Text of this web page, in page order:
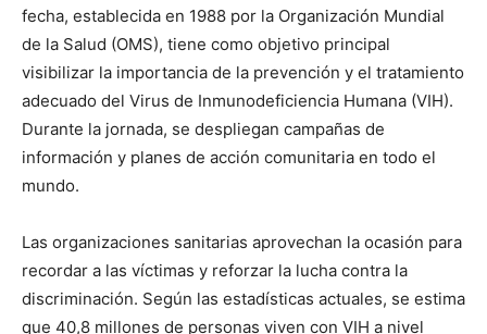
fecha, establecida en 1988 por la Organización Mundial
de la Salud (OMS), tiene como objetivo principal
visibilizar la importancia de la prevención y el tratamiento
adecuado del Virus de Inmunodeficiencia Humana (VIH).
Durante la jornada, se despliegan campañas de
información y planes de acción comunitaria en todo el
mundo.
Las organizaciones sanitarias aprovechan la ocasión para
recordar a las víctimas y reforzar la lucha contra la
discriminación. Según las estadísticas actuales, se estima
que 40,8 millones de personas viven con VIH a nivel